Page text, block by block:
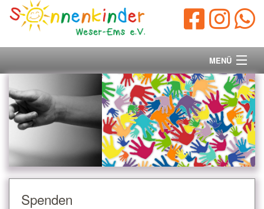
MENÜ
Startseite
Vorstand
Unsere Ziele
Ihre Spende
Spenden